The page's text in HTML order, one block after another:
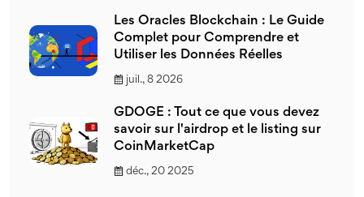
Les Oracles Blockchain : Le Guide
Complet pour Comprendre et
Utiliser les Données Réelles
juil., 8 2026
GDOGE : Tout ce que vous devez
savoir sur l'airdrop et le listing sur
CoinMarketCap
déc., 20 2025